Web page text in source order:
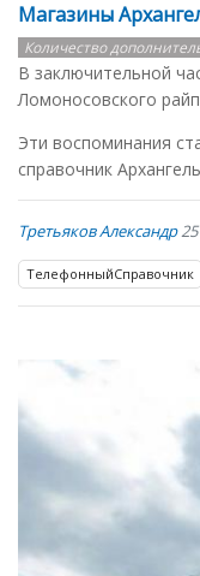
Магазины
Количество
В заключительной
Ломоносовского
Эти воспоминания
справочник
Третьяков Александр
ТелефонныйСправочник